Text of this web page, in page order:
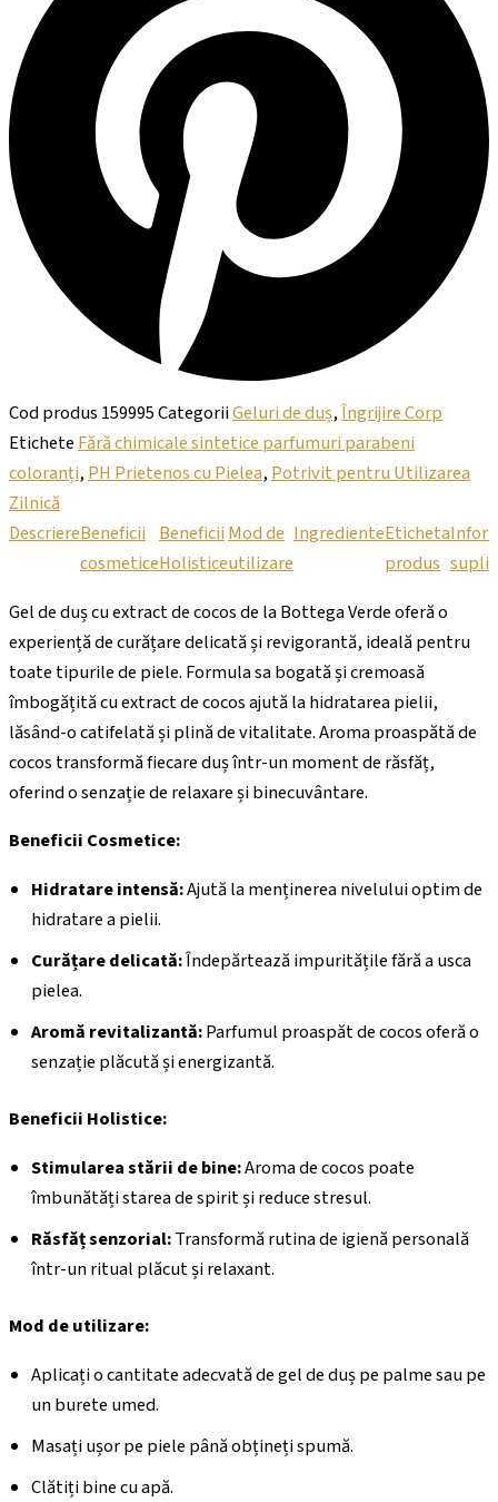
Cod produs 159995CategoriiGeluri de duș,Îngrijire Corp
EticheteFără chimicale sintetice parfumuri parabeni
coloranți,PH Prietenos cu Pielea,Potrivit pentru Utilizarea
Zilnică
DescriereBeneficii
cosmetice
Beneficii
Holistice
Mod de
utilizare
IngredienteEticheta
produs
Gel de duș cu extract de cocos de la Bottega Verde oferă o
experiență de curățare delicată și revigorantă, ideală pentru
toate tipurile de piele. Formula sa bogată și cremoasă
îmbogățită cu extract de cocos ajută la hidratarea pielii,
lăsând-o catifelată și plină de vitalitate. Aroma proaspătă de
cocos transformă fiecare duș într-un moment de răsfăț,
oferind o senzație de relaxare și binecuvântare.
Beneficii Cosmetice:
Hidratare intensă:Ajută la menținerea nivelului optim de
hidratare a pielii.
Curățare delicată:Îndepărtează impuritățile fără a usca
pielea.
Aromă revitalizantă:Parfumul proaspăt de cocos oferă o
senzație plăcută și energizantă.
Beneficii Holistice:
Stimularea stării de bine:Aroma de cocos poate
îmbunătăți starea de spirit și reduce stresul.
Răsfăț senzorial:Transformă rutina de igienă personală
într-un ritual plăcut și relaxant.
Mod de utilizare:
Aplicați o cantitate adecvată de gel de duș pe palme sau pe
un burete umed.
Masați ușor pe piele până obțineți spumă.
Clătiți bine cu apă.